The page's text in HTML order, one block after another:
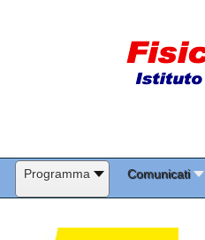
Programma Comunicati